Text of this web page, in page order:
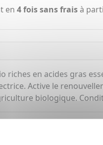
en 4 fois sans fraisà
en acides gras
Active le
biologique.